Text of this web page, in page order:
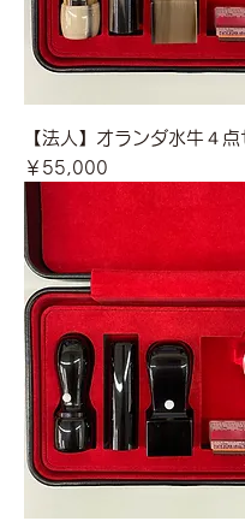
【法人】オランダ水牛４点
価格
￥55,000